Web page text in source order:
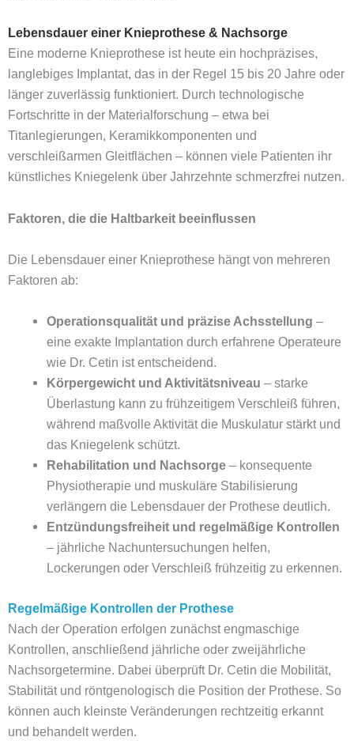
Lebensdauer einer Knieprothese & Nachsorge
Eine moderne Knieprothese ist heute ein hochpräzises,
langlebiges Implantat, das in der Regel 15 bis 20 Jahre oder
länger zuverlässig funktioniert. Durch technologische
Fortschritte in der Materialforschung – etwa bei
Titanlegierungen, Keramikkomponenten und
verschleißarmen Gleitflächen – können viele Patienten ihr
künstliches Kniegelenk über Jahrzehnte schmerzfrei nutzen.
Faktoren, die die Haltbarkeit beeinflussen
Die Lebensdauer einer Knieprothese hängt von mehreren
Faktoren ab:
Operationsqualität und präzise Achsstellung –
eine exakte Implantation durch erfahrene Operateure
wie Dr. Cetin ist entscheidend.
Körpergewicht und Aktivitätsniveau – starke
Überlastung kann zu frühzeitigem Verschleiß führen,
während maßvolle Aktivität die Muskulatur stärkt und
das Kniegelenk schützt.
Rehabilitation und Nachsorge – konsequente
Physiotherapie und muskuläre Stabilisierung
verlängern die Lebensdauer der Prothese deutlich.
Entzündungsfreiheit und regelmäßige Kontrollen
– jährliche Nachuntersuchungen helfen,
Lockerungen oder Verschleiß frühzeitig zu erkennen.
Regelmäßige Kontrollen der Prothese
Nach der Operation erfolgen zunächst engmaschige
Kontrollen, anschließend jährliche oder zweijährliche
Nachsorgetermine. Dabei überprüft Dr. Cetin die Mobilität,
Stabilität und röntgenologisch die Position der Prothese. So
können auch kleinste Veränderungen rechtzeitig erkannt
und behandelt werden.